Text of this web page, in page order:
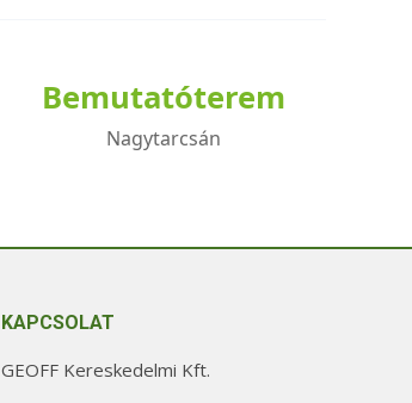
Bemutatóterem
Nagytarcsán
KAPCSOLAT
GEOFF Kereskedelmi Kft.